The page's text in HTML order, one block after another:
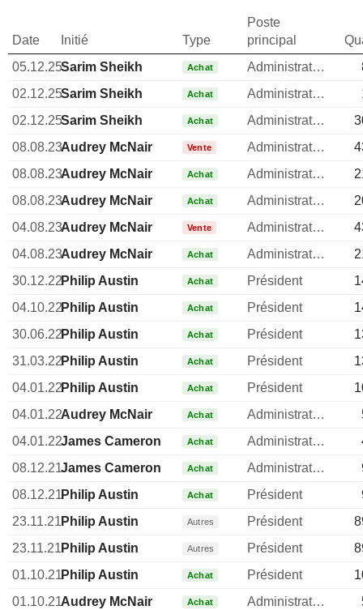
Date Initié Type
Poste
principal
05.12.25Sarim Sheikh Achat Administrateur
02.12.25Sarim Sheikh Achat Administrateur
02.12.25Sarim Sheikh Achat Administrateur
08.08.23Audrey McNair Vente Administrateur
08.08.23Audrey McNair Achat Administrateur
08.08.23Audrey McNair Achat Administrateur
04.08.23Audrey McNair Vente Administrateur
04.08.23Audrey McNair Achat Administrateur
30.12.22Philip Austin Achat Président
04.10.22Philip Austin Achat Président
30.06.22Philip Austin Achat Président
31.03.22Philip Austin Achat Président
04.01.22Philip Austin Achat Président
04.01.22Audrey McNair Achat Administrateur
04.01.22James Cameron Achat Administrateur
08.12.21James Cameron Achat Administrateur
08.12.21Philip Austin Achat Président
23.11.21Philip Austin Autres Président
23.11.21Philip Austin Autres Président
01.10.21Philip Austin Achat Président
01.10.21Audrey McNair Achat Administrateur